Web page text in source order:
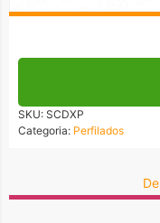
SKU: SCDXP
Categoria: Perfilados